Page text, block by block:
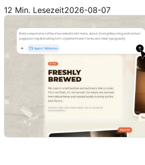
12 Min. Lesezeit2026-08-07